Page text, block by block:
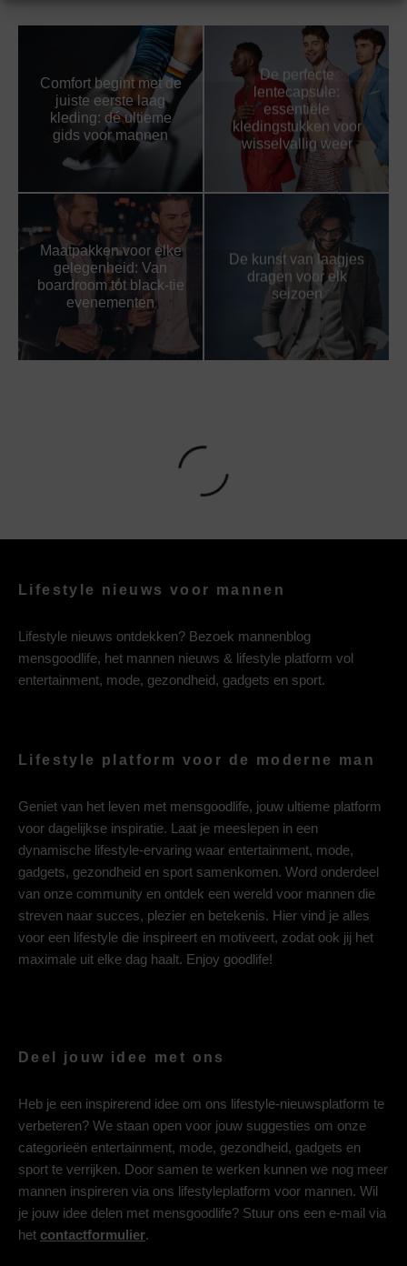
Comfort begint met de
juiste eerste laag
kleding: dé ultieme
gids voor mannen
De perfecte
lentecapsule:
essentiële
kledingstukken voor
wisselvallig weer
Maatpakken voor elke
gelegenheid: Van
boardroom tot black-tie
evenementen
De kunst van laagjes
dragen voor elk
seizoen
Lifestyle nieuws voor mannen
Lifestyle nieuws ontdekken? Bezoek mannenblog
mensgoodlife, het mannen nieuws & lifestyle platform vol
entertainment, mode, gezondheid, gadgets en sport.
Lifestyle platform voor de moderne man
Geniet van het leven met mensgoodlife, jouw ultieme platform
voor dagelijkse inspiratie. Laat je meeslepen in een
dynamische lifestyle-ervaring waar entertainment, mode,
gadgets, gezondheid en sport samenkomen. Word onderdeel
van onze community en ontdek een wereld voor mannen die
streven naar succes, plezier en betekenis. Hier vind je alles
voor een lifestyle die inspireert en motiveert, zodat ook jij het
maximale uit elke dag haalt. Enjoy goodlife!
Deel jouw idee met ons
Heb je een inspirerend idee om ons lifestyle-nieuwsplatform te
verbeteren? We staan open voor jouw suggesties om onze
categorieën entertainment, mode, gezondheid, gadgets en
sport te verrijken. Door samen te werken kunnen we nog meer
mannen inspireren via ons lifestyleplatform voor mannen. Wil
je jouw idee delen met mensgoodlife? Stuur ons een e-mail via
het contactformulier.